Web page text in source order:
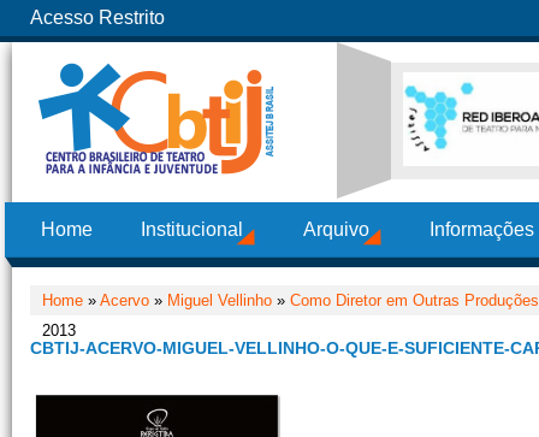
Acesso Restrito
Home Institucional Arquivo
Home » Acervo » Miguel Vellinho » Como Diretor em Outras Produções
2013
CBTIJ-ACERVO-MIGUEL-VELLINHO-O-QUE-E-SUFICIENTE-